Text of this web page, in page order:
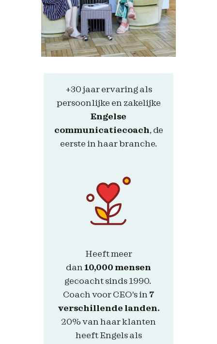
+30 jaar ervaring als
persoonlijke en zakelijke
Engelse
communicatiecoach, de
eerste in haar branche.
Heeft meer
dan 10,000 mensen
gecoacht sinds 1990.
Coach voor CEO's in 7
verschillende landen.
20% van haar klanten
heeft Engels als